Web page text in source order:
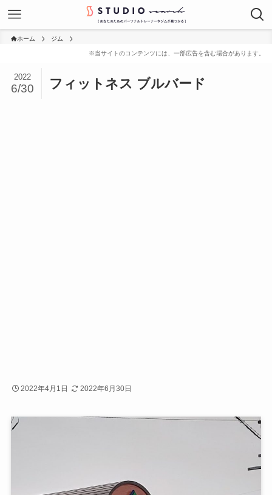
ホーム ジム
フィットネス ブルバード
2022
6/30
2022年4月1日 2022年6月30日